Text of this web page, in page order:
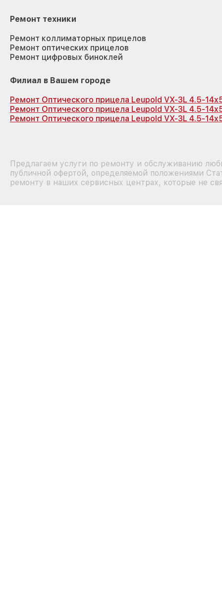
Ремонт техники
Ремонт коллиматорных прицелов
Ремонт оптических прицелов
Ремонт цифровых биноклей
Филиал в Вашем городе
Ремонт Оптического прицела Leupold VX-3L 4.5-
Ремонт Оптического прицела Leupold VX-3L 4.5-
Ремонт Оптического прицела Leupold VX-3L 4.5-
Предлагаем услуги по ремонту и обслуживанию
публичной офертой, определяемой положениями
ремонту в наших сервисных центрах, которые не